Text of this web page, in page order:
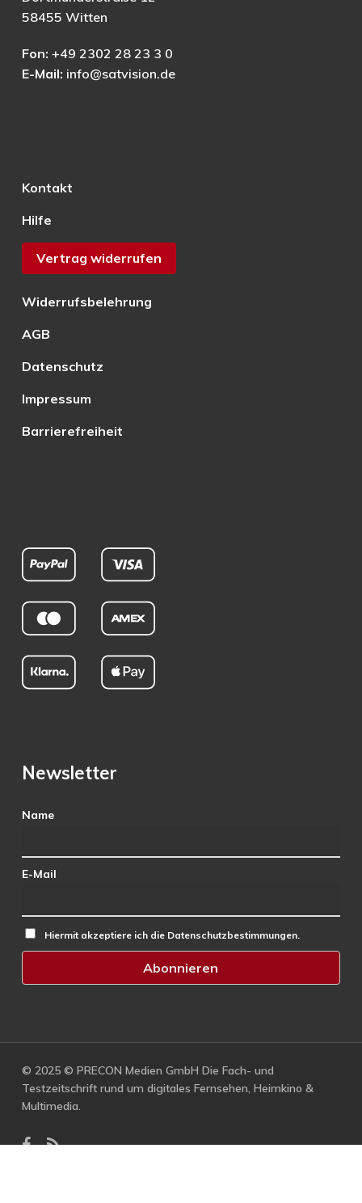
58455 Witten
Fon: +49 2302 28 23 3 0
E-Mail: info@satvision.de
Kontakt
Hilfe
Vertrag widerrufen
Widerrufsbelehrung
AGB
Datenschutz
Impressum
Barrierefreiheit
Newsletter
Name
E-Mail
Hiermit akzeptiere ich die Datenschutzbestimmungen.
© 2025 © PRECON Medien GmbH Die Fach- und
Testzeitschrift rund um digitales Fernsehen, Heimkino &
Multimedia.
facebook
RSS